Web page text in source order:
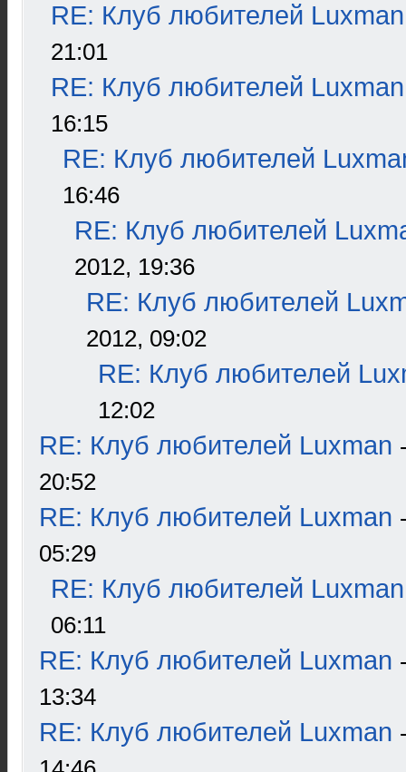
RE: Клуб любителей Luxman
21:01
RE: Клуб любителей Luxman
16:15
RE: Клуб любителей
16:46
RE: Клуб любителей
2012, 19:36
RE: Клуб любителей
2012, 09:02
RE: Клуб любителей
12:02
RE: Клуб любителей Luxman
20:52
RE: Клуб любителей Luxman
05:29
RE: Клуб любителей Luxman
06:11
RE: Клуб любителей Luxman
13:34
RE: Клуб любителей Luxman